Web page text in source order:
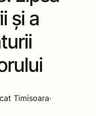
și a
Timisoara·